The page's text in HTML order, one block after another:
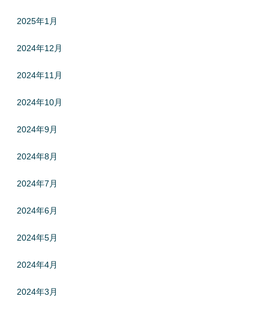
2025年1月
2024年12月
2024年11月
2024年10月
2024年9月
2024年8月
2024年7月
2024年6月
2024年5月
2024年4月
2024年3月